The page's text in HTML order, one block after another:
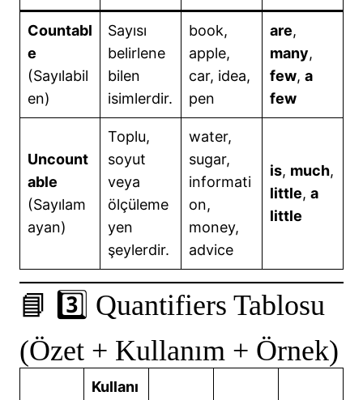
Countabl
e
(Sayılabil
en)
Sayısı
belirlene
bilen
isimlerdir.
book,
apple,
car, idea,
pen
are,
many,
few, a
few
Uncount
able
(Sayılam
ayan)
Toplu,
soyut
veya
ölçüleme
yen
şeylerdir.
water,
sugar,
informati
on,
money,
advice
is, much,
little, a
little
📘 3️⃣ Quantifiers Tablosu
(Özet + Kullanım + Örnek)
Kullanı